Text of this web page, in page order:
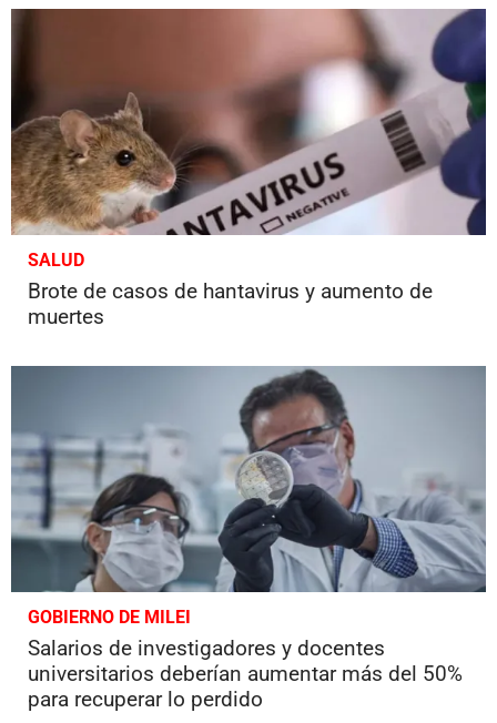
SALUD
Brote de casos de hantavirus y aumento de
muertes
GOBIERNO DE MILEI
Salarios de investigadores y docentes
universitarios deberían aumentar más del 50%
para recuperar lo perdido